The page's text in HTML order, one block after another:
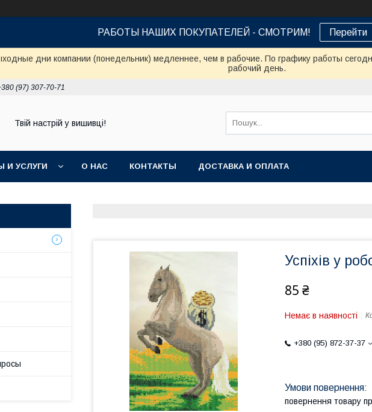
РАБОТЫ НАШИХ ПОКУПАТЕЛЕЙ - СМОТРИМ! Перейти
дни компании (понедельник) медленнее, чем в рабочие. По графику работы
рабочий день.
(97) 307-70-71
Твій настрій у вишивці!
И УСЛУГИ О НАС КОНТАКТЫ ДОСТАВКА И ОПЛАТА
Успіхів у
85 ₴
Немає в наявності
+380 (95) 872-37-37
повернення товару